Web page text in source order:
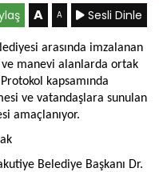
A A Sesli Dinle
arasında imzalanan
manevi alanlarda ortak
kapsamında
ve vatandaşlara sunulan
amaçlanıyor.
Belediye Başkanı Dr.